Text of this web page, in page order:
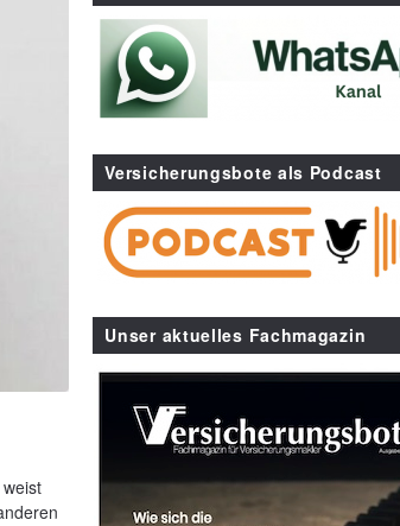
Versicherungsbote als Podcast
Unser aktuelles Fachmagazin